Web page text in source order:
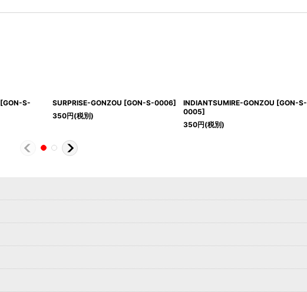
[GON-S-
SURPRISE-GONZOU [GON-S-0006]
350円(税別)
INDIANTSUMIRE-GONZOU [GON-S-
0005]
350円(税別)